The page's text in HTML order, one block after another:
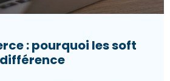
: pourquoi les soft